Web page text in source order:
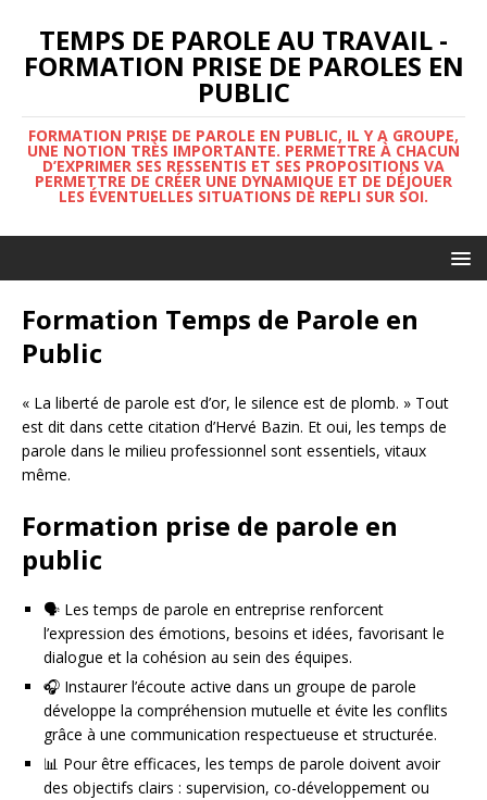
TEMPS DE PAROLE AU TRAVAIL -
FORMATION PRISE DE PAROLES EN
PUBLIC
FORMATION PRISE DE PAROLE EN PUBLIC, IL Y A GROUPE,
UNE NOTION TRÈS IMPORTANTE. PERMETTRE À CHACUN
D’EXPRIMER SES RESSENTIS ET SES PROPOSITIONS VA
PERMETTRE DE CRÉER UNE DYNAMIQUE ET DE DÉJOUER
LES ÉVENTUELLES SITUATIONS DE REPLI SUR SOI.
Formation Temps de Parole en
Public
« La liberté de parole est d’or, le silence est de plomb. » Tout
est dit dans cette citation d’Hervé Bazin. Et oui, les temps de
parole dans le milieu professionnel sont essentiels, vitaux
même.
Formation prise de parole en
public
🗣️ Les temps de parole en entreprise renforcent
l’expression des émotions, besoins et idées, favorisant le
dialogue et la cohésion au sein des équipes.
🎧 Instaurer l’écoute active dans un groupe de parole
développe la compréhension mutuelle et évite les conflits
grâce à une communication respectueuse et structurée.
📊 Pour être efficaces, les temps de parole doivent avoir
des objectifs clairs : supervision, co-développement ou